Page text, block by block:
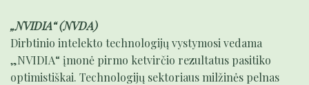
„NVIDIA“ (NVDA)
Dirbtinio intelekto technologijų vystymosi vedama
„NVIDIA“ įmonė pirmo ketvirčio rezultatus pasitiko
optimistiškai. Technologijų sektoriaus milžinės pelnas